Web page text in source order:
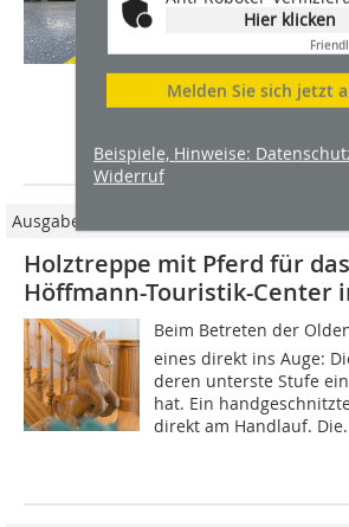
Hier klicken
Melden Sie sich jetzt
Beispiele, Hinweise:
Widerruf
als zentraler Zugang
täglich hohen
Tausende Besucher
schnellste Verbindung
Nach...
Ausgabe 11/2022
Holztreppe mit Pferd für
Höffmann-Touristik-Center
Beim Betreten der
eines direkt ins Auge:
deren unterste Stufe
hat. Ein
direkt am Handlauf.